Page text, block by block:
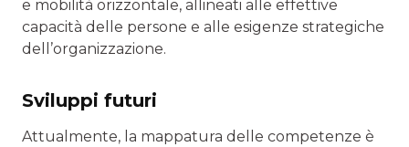
e mobilità orizzontale, allineati alle effettive
capacità delle persone e alle esigenze strategiche
dell’organizzazione.
Sviluppi futuri
Attualmente, la mappatura delle competenze è